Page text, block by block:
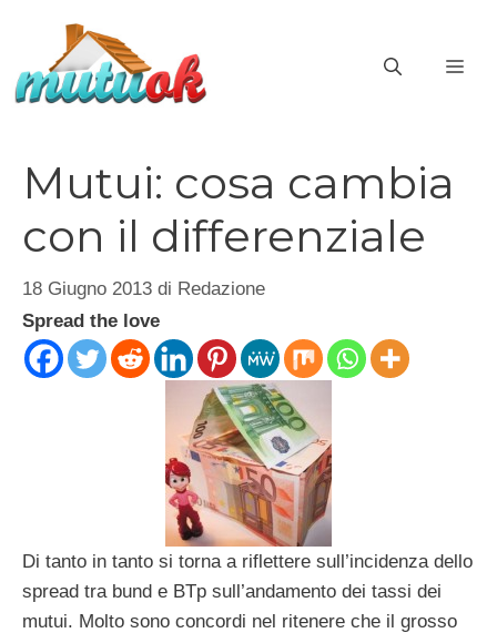
contenuto
Mutui: cosa cambia
con il differenziale
18 Giugno 2013 di Redazione
Spread the love
Di tanto in tanto si torna a riflettere sull’incidenza dello
spread tra bund e BTp sull’andamento dei tassi dei
mutui. Molto sono concordi nel ritenere che il grosso